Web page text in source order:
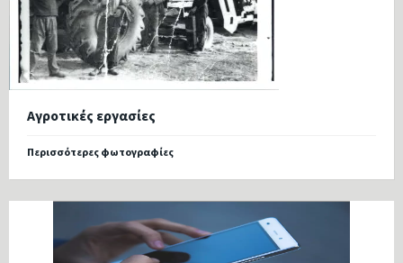
Αγροτικές εργασίες
Περισσότερες φωτογραφίες